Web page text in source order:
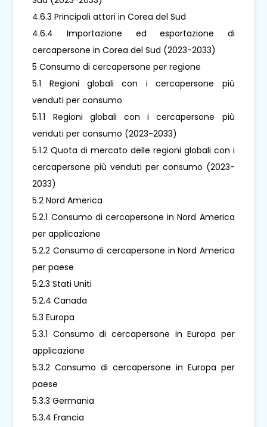
4.6.3 Principali attori in Corea del Sud
4.6.4 Importazione ed esportazione di
cercapersone in Corea del Sud (2023-2033)
5 Consumo di cercapersone per regione
5.1 Regioni globali con i cercapersone più
venduti per consumo
5.1.1 Regioni globali con i cercapersone più
venduti per consumo (2023-2033)
5.1.2 Quota di mercato delle regioni globali con i
cercapersone più venduti per consumo (2023-
2033)
5.2 Nord America
5.2.1 Consumo di cercapersone in Nord America
per applicazione
5.2.2 Consumo di cercapersone in Nord America
per paese
5.2.3 Stati Uniti
5.2.4 Canada
5.3 Europa
5.3.1 Consumo di cercapersone in Europa per
applicazione
5.3.2 Consumo di cercapersone in Europa per
paese
5.3.3 Germania
5.3.4 Francia